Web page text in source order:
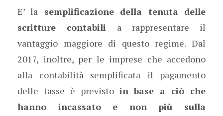
E’ la semplificazione della tenuta delle
scritture contabili a rappresentare il
vantaggio maggiore di questo regime. Dal
2017, inoltre, per le imprese che accedono
alla contabilità semplificata il pagamento
delle tasse è previsto in base a ciò che
hanno incassato e non più sulla